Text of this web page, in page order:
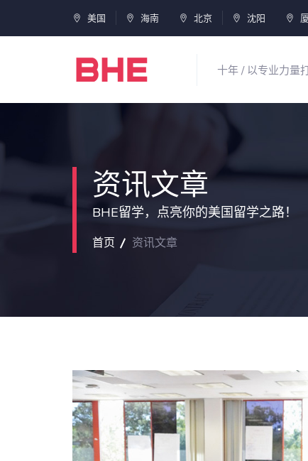
美国 海南 北京 沈阳
十年 / 以专业力量
资讯文章
BHE留学，点亮你的美国留学之路！
首页 资讯文章